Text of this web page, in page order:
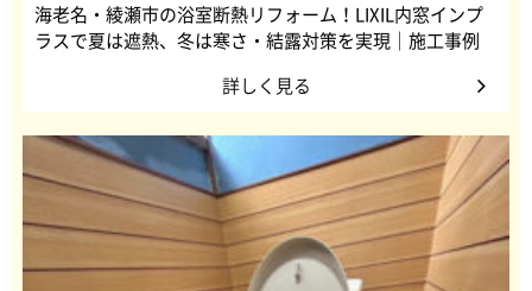
海老名・綾瀬市の浴室断熱リフォーム！LIXIL内窓インプ
ラスで夏は遮熱、冬は寒さ・結露対策を実現｜施工事例
詳しく見る